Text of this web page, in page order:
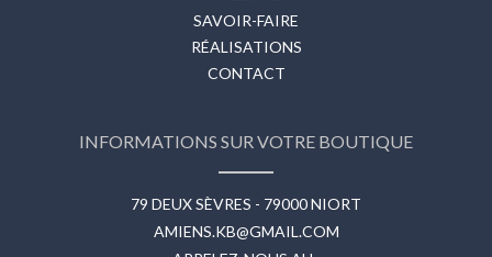
SAVOIR-FAIRE
RÉALISATIONS
CONTACT
INFORMATIONS SUR VOTRE BOUTIQUE
79 DEUX SÈVRES - 79000 NIORT
AMIENS.KB@GMAIL.COM